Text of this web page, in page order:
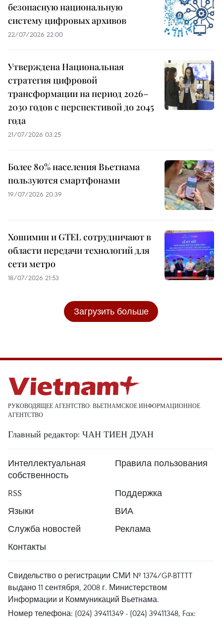
безопасную национальную
систему цифровых архивов
22/07/2026 22:00
Утверждена Национальная
стратегия цифровой
трансформации на период 2026–
2030 годов с перспективой до 2045
года
21/07/2026 03:25
Более 80% населения Вьетнама
пользуются смартфонами
19/07/2026 20:39
Хошимин и GTEL сотрудничают в
области передачи технологий для
сети метро
18/07/2026 21:53
Загрузить больше
РУКОВОДЯЩЕЕ АГЕНТСТВО: ВЬЕТНАМСКОЕ ИНФОРМАЦИОННОЕ
АГЕНТСТВО
Главный редактор: ЧАН ТИЕН ДУАН
Интеллектуальная
собственность
Правила пользования
RSS
Поддержка
Языки
ВИА
Служба новостей
Реклама
Контакты
Свидельство о регистрации СМИ № 1374/GP-BTTTT
выдано 11 сентября, 2008 г. Министерством
Информации и Коммуникаций Вьетнама.
Номер телефона: (024) 39411349 - (024) 39411348, Fax: